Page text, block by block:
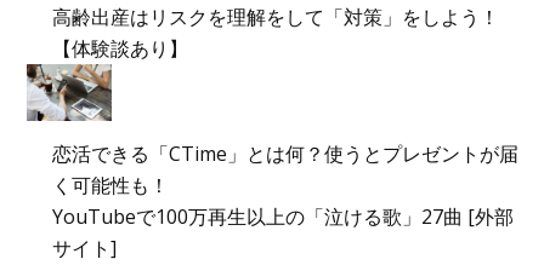
高齢出産はリスクを理解をして「対策」をしよう！
【体験談あり】
恋活できる「CTime」とは何？使うとプレゼントが届
く可能性も！
YouTubeで100万再生以上の「泣ける歌」27曲 [外部
サイト]